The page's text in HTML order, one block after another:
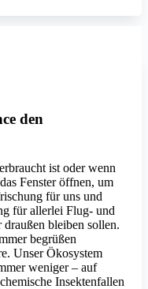
den
ist oder wenn
Fenster öffnen, um
für uns und
für allerlei Flug- und
bleiben sollen.
begrüßen
Unser Ökosystem
weniger – auf
Insektenfallen